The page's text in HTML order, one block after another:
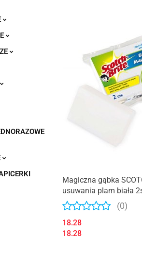
Magiczna gąbka
usuwania plam biała
(0)
18.28
18.28